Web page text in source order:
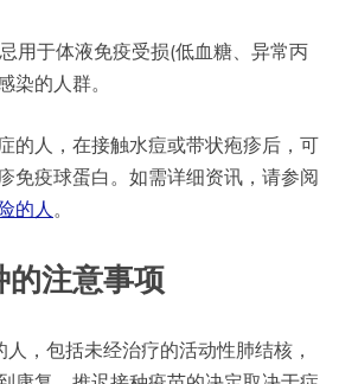
用于体液免疫受损(低血糖、异常丙
染的人群。
的人，在接触水痘或带状疱疹后，可
免疫球蛋白。如需详细资讯，请参阅
的人 。
的注意事项
，包括未经治疗的活动性肺结核，